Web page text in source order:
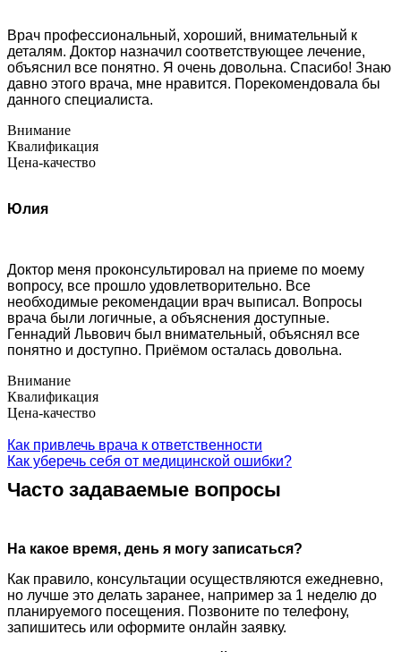
Врач профессиональный, хороший, внимательный к
деталям. Доктор назначил соответствующее лечение,
объяснил все понятно. Я очень довольна. Спасибо! Знаю
давно этого врача, мне нравится. Порекомендовала бы
данного специалиста.
Внимание
Квалификация
Цена-качество
Юлия
Доктор меня проконсультировал на приеме по моему
вопросу, все прошло удовлетворительно. Все
необходимые рекомендации врач выписал. Вопросы
врача были логичные, а объяснения доступные.
Геннадий Львович был внимательный, объяснял все
понятно и доступно. Приёмом осталась довольна.
Внимание
Квалификация
Цена-качество
Как привлечь врача к ответственности
Как уберечь себя от медицинской ошибки?
Часто задаваемые вопросы
На какое время, день я могу записаться?
Как правило, консультации осуществляются ежедневно,
но лучше это делать заранее, например за 1 неделю до
планируемого посещения. Позвоните по телефону,
запишитесь или оформите онлайн заявку.